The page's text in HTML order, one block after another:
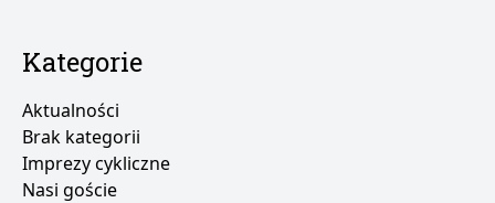
Kategorie
Aktualności
Brak kategorii
Imprezy cykliczne
Nasi goście